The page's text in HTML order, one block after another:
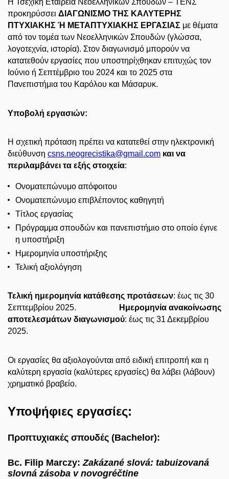
Η Τσεχική Εταιρεία Νεοελληνικών Σπουδών –
ΤΕΝΣ
προκηρύσσει ΔΙΑΓΩΝΙΣΜΟ ΤΗΣ ΚΑΛΥΤΕΡΗΣ
ΠΤΥΧΙΑΚΗΣ Ή ΜΕΤΑΠΤΥΧΙΑΚΗΣ ΕΡΓΑΣΙΑΣ με θέματα
από τον τομέα των Νεοελληνικών Σπουδών (γλώσσα,
λογοτεχνία, ιστορία). Στον διαγωνισμό μπορούν να
κατατεθούν εργασίες που υποστηρίχθηκαν επιτυχώς τον
Ιούνιο ή Σεπτέμβριο του 2024 και το 2025 στα
Πανεπιστήμια του Καρόλου και Μάσαρυκ.
Υποβολή εργασιών:
Η σχετική πρόταση πρέπει να κατατεθεί στην ηλεκτρονική
διεύθυνση csns.neogrecistika@gmail.com και να
περιλαμβάνει τα εξής στοιχεία:
Ονοματεπώνυμο απόφοιτου
Ονοματεπώνυμο επιβλέποντος καθηγητή
Τίτλος εργασίας
Πρόγραμμα σπουδών και πανεπιστήμιο στο οποίο έγινε
η υποστήριξη
Ημερομηνία υποστήριξης
Τελική αξιολόγηση
Τελική ημερομηνία κατάθεσης προτάσεων: έως τις 30
Σεπτεμβρίου 2025.
Ημερομηνία ανακοίνωσης
αποτελεσμάτων διαγωνισμού: έως τις 31 Δεκεμβρίου
2025.
Οι εργασίες θα αξιολογούνται από ειδική επιτροπή και η
καλύτερη εργασία (καλύτερες εργασίες) θα λάβει (λάβουν)
χρηματικό βραβείο.
Υποψήφιες εργασίες:
Προπτυχιακές σπουδές (Bachelor):
Bc. Filip Marczy:Zakázané slová: tabuizovaná
slovná zásoba v novogréčtine